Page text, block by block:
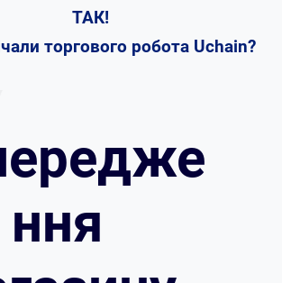
ТАК!
торгового робота Uchain?
ння